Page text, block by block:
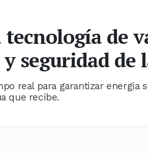
de
seguridad de
real para garantizar energia
que recibe.